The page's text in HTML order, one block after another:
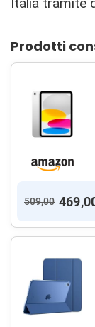
Prodotti
509,00